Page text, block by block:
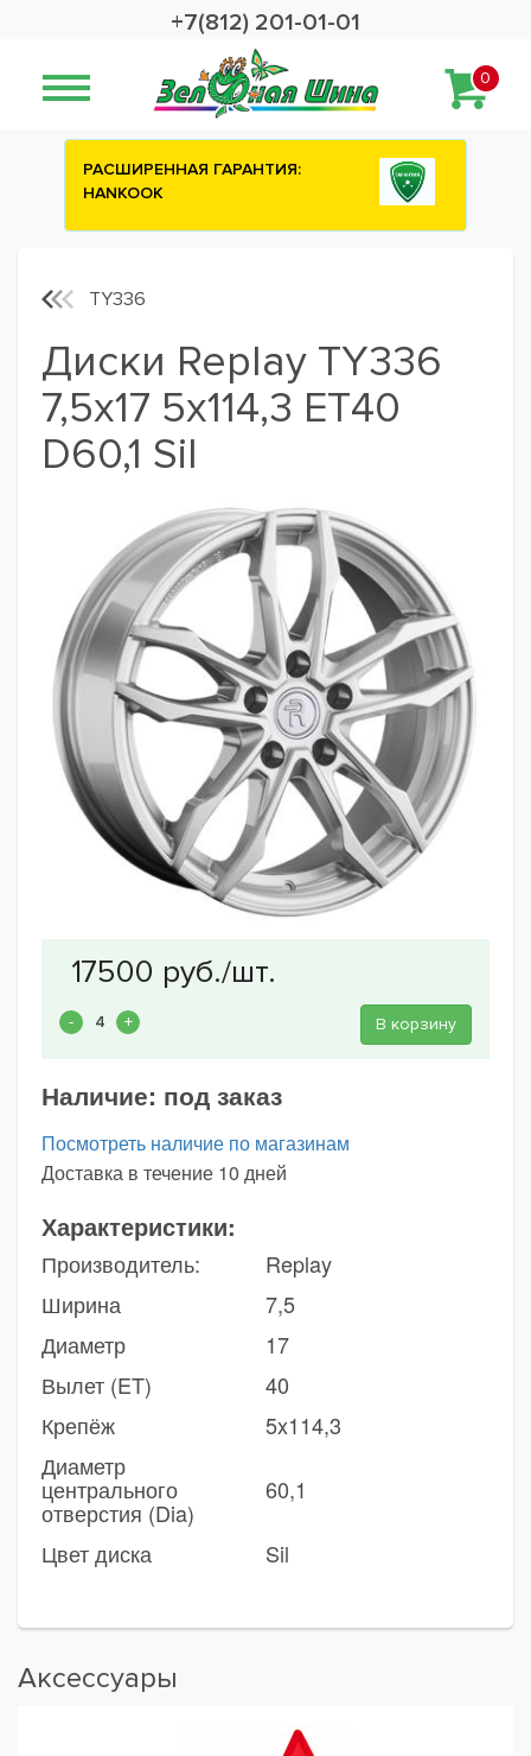
+7(812) 201-01-01
0
Сashback 2500 рублей на зимние
TY336
Диски Replay TY336
7,5x17 5x114,3 ET40
D60,1 Sil
В корзину
Наличие: под заказ
Посмотреть наличие по магазинам
Доставка в течение 10 дней
Характеристики:
Производитель:
Replay
Ширина
7,5
Диаметр
17
Вылет (ET)
40
Крепёж
5x114,3
Диаметр
центрального
отверстия (Dia)
60,1
Цвет диска Sil
Аксессуары